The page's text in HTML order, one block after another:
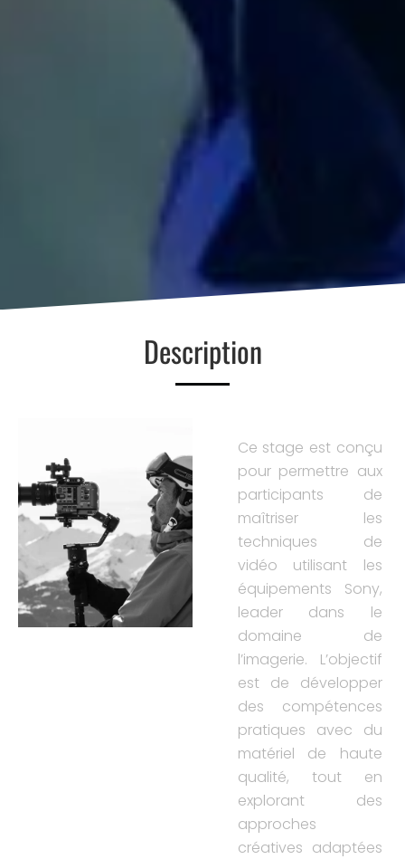
Description
Ce stage est conçu
pour permettre aux
participants de
maîtriser les
techniques de
vidéo utilisant les
équipements Sony,
leader dans le
domaine de
l’imagerie. L’objectif
est de développer
des compétences
pratiques avec du
matériel de haute
qualité, tout en
explorant des
approches
créatives adaptées